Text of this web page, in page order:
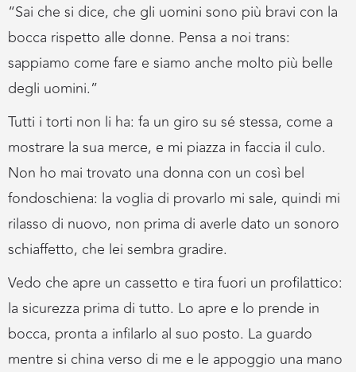
“Sai che si dice, che gli uomini sono più bravi con la
bocca rispetto alle donne. Pensa a noi trans:
sappiamo come fare e siamo anche molto più belle
degli uomini.”
Tutti i torti non li ha: fa un giro su sé stessa, come a
mostrare la sua merce, e mi piazza in faccia il culo.
Non ho mai trovato una donna con un così bel
fondoschiena: la voglia di provarlo mi sale, quindi mi
rilasso di nuovo, non prima di averle dato un sonoro
schiaffetto, che lei sembra gradire.
Vedo che apre un cassetto e tira fuori un profilattico:
la sicurezza prima di tutto. Lo apre e lo prende in
bocca, pronta a infilarlo al suo posto. La guardo
mentre si china verso di me e le appoggio una mano